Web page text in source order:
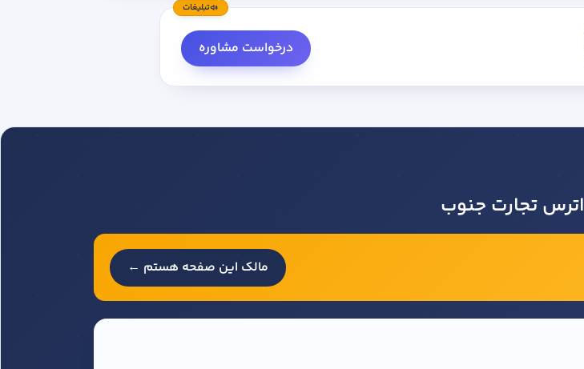
تبلیغات
درخواست مشاوره
اترس تجارت جنوب
مالک این صفحه هستم ←